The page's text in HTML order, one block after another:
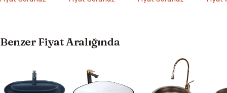
Benzer Fiyat Aralığında